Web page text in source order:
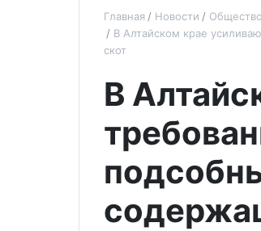
Главная Новости
Общество
В Алтайском крае
скот
В